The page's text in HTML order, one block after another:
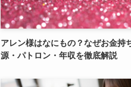
アレン様はなにもの？なぜお金持
源・パトロン・年収を徹底解説